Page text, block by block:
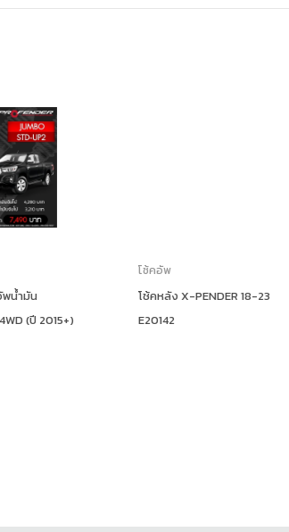
โช้คหลัง X-PENDER 18-23
E20142
โช้คหลัง